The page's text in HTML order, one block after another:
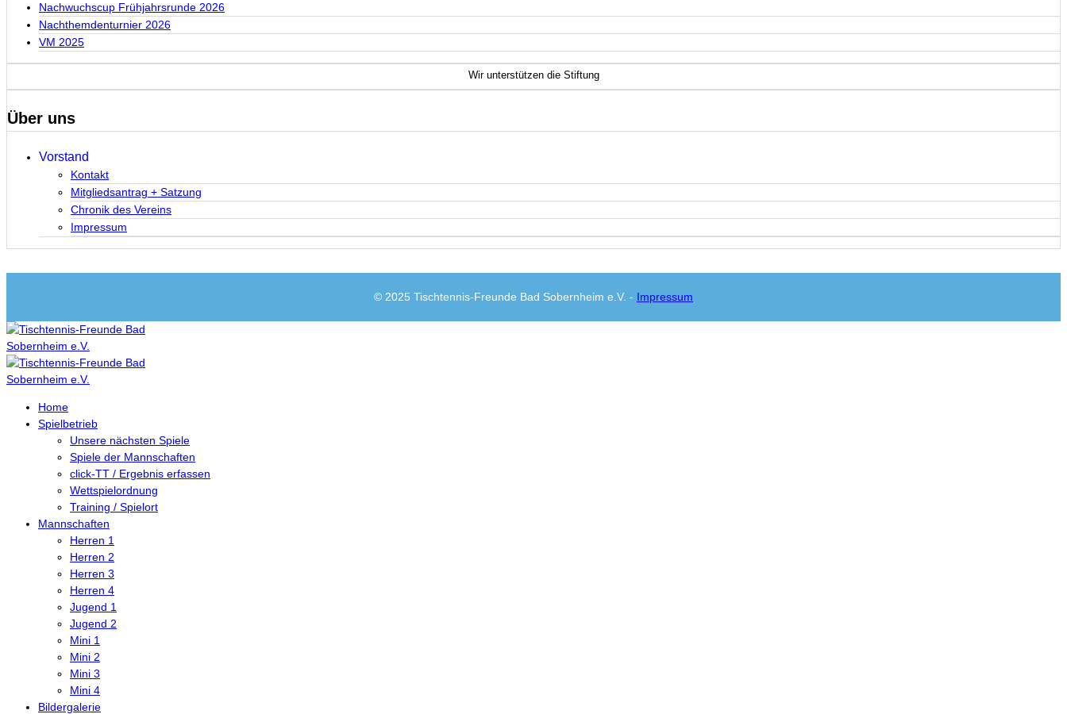
Nachwuchscup Frühjahrsrunde 2026
Nachthemdenturnier 2026
VM 2025
Wir unterstützen die Stiftung
Über uns
Vorstand
Kontakt
Mitgliedsantrag + Satzung
Chronik des Vereins
Impressum
© 2025 Tischtennis-Freunde Bad Sobernheim e.V. - Impressum
Home
Spielbetrieb
Unsere nächsten Spiele
Spiele der Mannschaften
click-TT / Ergebnis erfassen
Wettspielordnung
Training / Spielort
Mannschaften
Herren 1
Herren 2
Herren 3
Herren 4
Jugend 1
Jugend 2
Mini 1
Mini 2
Mini 3
Mini 4
Bildergalerie